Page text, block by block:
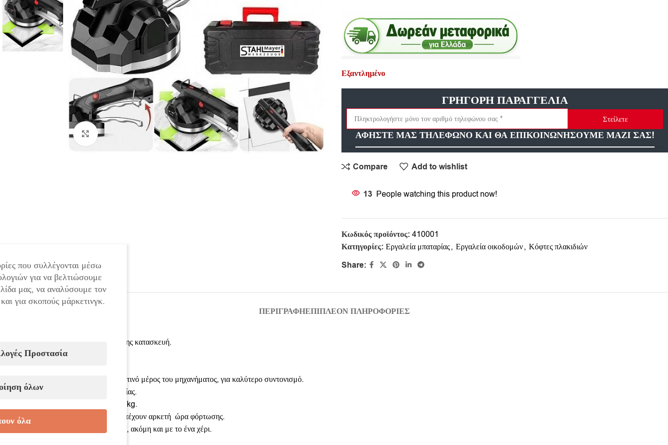
Click to enlarge
Εξαντλημένο
ΓΡΗΓΟΡΗ ΠΑΡΑΓΓΕΛΙΑ
Στείλετε
ΑΦΗΣΤΕ ΜΑΣ ΤΗΛΕΦΩΝΟ ΚΑΙ ΘΑ ΕΠΙΚΟΙΝΩΝΗΣΟΥΜΕ ΜΑΖΙ ΣΑΣ!
Compare Add to wishlist
13 People watching this product now!
Κωδικός προϊόντος: 410001
Κατηγορίες: Εργαλεία μπαταρίας, Εργαλεία οικοδομών, Κόφτες πλακιδιών
Share:
ΠΕΡΙΓΡΑΦΉΕΠΙΠΛΈΟΝ ΠΛΗΡΟΦΟΡΊΕΣ
Εξαιρετικά υψιλής ποιότητας και ογκώδης κατασκευή.
Οι δονήσεις είναι καθαρές και ισχυρες.
Δυνατοτότητα δόνησης και με το μπροστινό μέρος του μηχανήματος, για καλύτερο συντονισμό.
Με 6 ρυθμιζόμενους βαθμούς λειτουργίας.
Χωριτικότητα φορτίου βεντούζας – 100kg.
Ισχυρές 5.0Ah μπαταρίες, οι οποίες αντέχουν αρκετή ώρα φόρτωσης.
Είναι πολύ εύκολη και άνετη στη χρήση, ακόμη και με το ένα χέρι.
που συλλέγονται μέσω
για να βελτιώσουμε
μας, να αναλύσουμε τον
για σκοπούς μάρκετινγκ.
Προστασία
όλων
όλα